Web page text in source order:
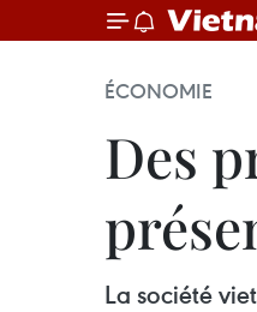
ÉCONOMIE
Des
La société